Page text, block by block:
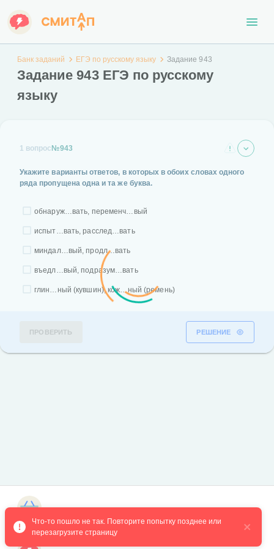
Банк заданий ЕГЭ по русскому языку Задание 943
Задание 943 ЕГЭ по русскому
языку
1 вопрос №943
Укажите варианты ответов, в которых в обоих словах одного
ряда пропущена одна и та же буква.
обнаруж…вать, переменч…вый
испыт…вать, расслед…вать
миндал…вый, продл…вать
въедл…вый, подразум…вать
глин…ный (кувшин), кож…ный (ремень)
ПРОВЕРИТЬ РЕШЕНИЕ
Что-то пошло не так. Повторите попытку позднее или
перезагрузите страницу